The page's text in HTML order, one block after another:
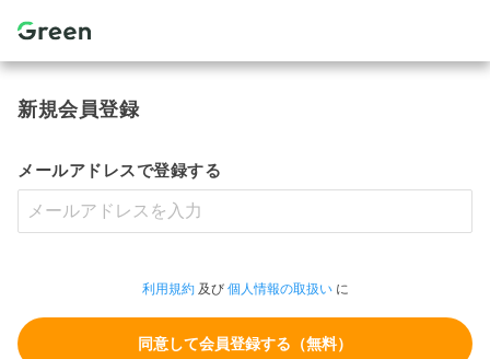
新規会員登録
メールアドレスで登録する
利用規約及び 個人情報の取扱いに